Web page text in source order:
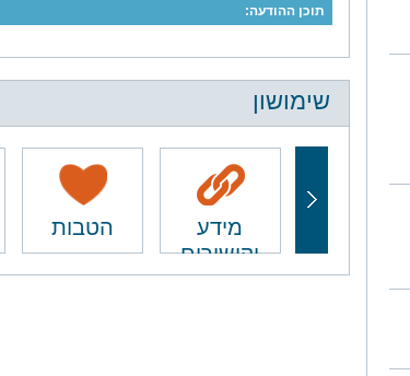
תוכן ההודעה:
שימושון
הטבות
מידע
וקישורים
משפטיים